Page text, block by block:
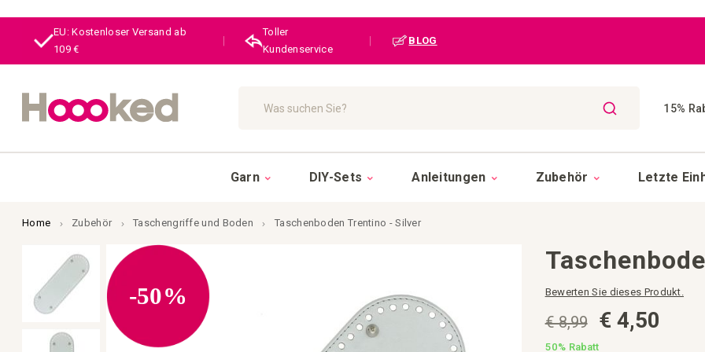
EU: Kostenloser Versand ab
109 €
Toller
Kundenservice
BLOG
Suche 15%
Garn DIY-Sets Anleitungen Zubehör Letzte
Home Zubehör Taschengriffe und Boden Taschenboden Trentino - Silver
Bildgalerie
springen
-50% Bewerten Sie dieses Produkt.
€ 8,99 € 4,50
50% Rabatt